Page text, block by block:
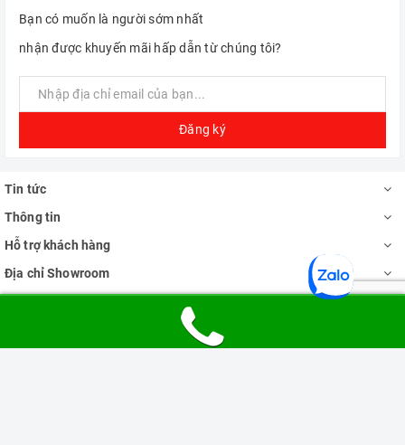
Bạn có muốn là người sớm nhất
nhận được khuyến mãi hấp dẫn từ chúng tôi?
Đăng ký
Tin tức
Thông tin
Hỗ trợ khách hàng
Địa chỉ Showroom